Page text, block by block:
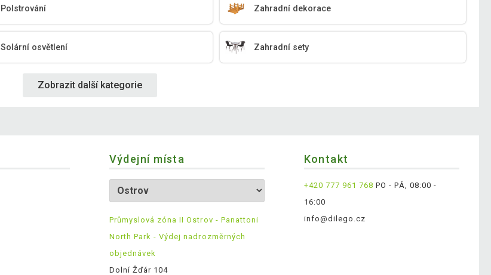
Polstrování Zahradní dekorace
Solární osvětlení Zahradní sety
Zobrazit další kategorie
Výdejní místa
Průmyslová zóna II Ostrov - Panattoni
North Park - Výdej nadrozměrných
objednávek
Dolní Žďár 104
Kontakt
+420 777 961 768 PO - PÁ, 08:00 -
16:00
info@dilego.cz